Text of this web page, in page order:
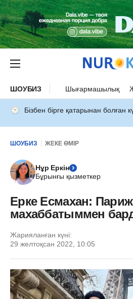
ШОУБИЗ Шығармашылық
Бізбен бірге қатарынан болған
ШОУБИЗ ЖЕКЕ ӨМІР
Нұр Еркін
Бұрынғы қызметкер
Ерке Есмахан:
махаббатыммен
Жарияланған күні:
29 желтоқсан 2022, 10:05